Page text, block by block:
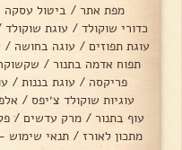
מפת אתר / ביטול עסקה
כדורי שוקולד / עוגת שוקולד
עוגת תפוזים / עוגה בחושה /
תפוח אדמה בתנור /
פריקסה / עוגת בננות /
עוגיות שוקולד צ׳יפס /
עוף בתנור / מרק עדשים /
מתכון לאורז / תנאי שימוש